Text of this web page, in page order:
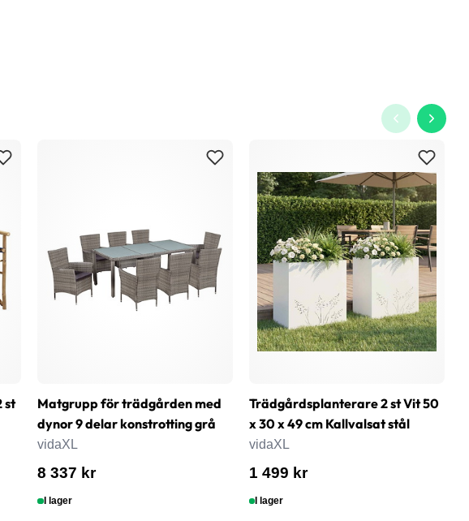
st
Matgrupp för trädgården med
dynor 9 delar konstrotting grå
vidaXL
8 337 kr
I lager
Trädgårdsplanterare 2 st Vit 50
x 30 x 49 cm Kallvalsat stål
vidaXL
1 499 kr
I lager